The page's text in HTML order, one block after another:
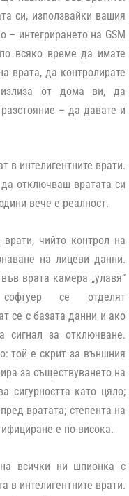
си, използвайки вашия
интегрирането на GSM
всяко време да имате
врата, да контролирате
от дома ви, да
– да давате и
в интелигентните врати.
отключваш вратата си
вече е реалност.
чийто контрол на
на лицеви данни.
врата камера „улавя”
се отделят
се с базата данни и ако
сигнал за отключване.
той е скрит за външния
за съществуването на
сигурността като цяло;
вратата; степента на
е по-висока.
всички ни шпионка с
в интелигентните врати.